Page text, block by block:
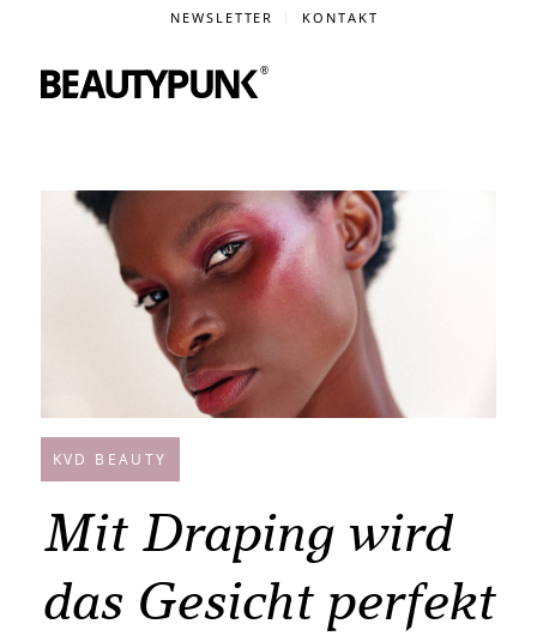
NEWSLETTER KONTAKT
KVD BEAUTY
Mit Draping wird
das Gesicht perfekt